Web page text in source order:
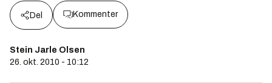
Del Kommenter
Stein Jarle Olsen
26. okt. 2010 - 10:12